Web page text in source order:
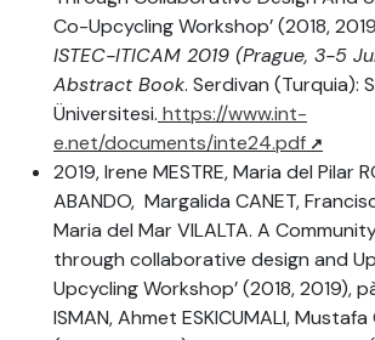
Co-Upcycling Workshop’ (2018,
ISTEC-ITICAM 2019 (Prague, 3-5
Abstract Book. Serdivan (Turquia):
Üniversitesi. https://www.int-
e.net/documents/inte24.pdf
2019, Irene MESTRE, Maria del Pilar
ABANDO, Margalida CANET,
Maria del Mar VILALTA. A
through collaborative design and
Upcycling Workshop’ (2018, 2019),
ISMAN, Ahmet ESKICUMALI, Mustafa